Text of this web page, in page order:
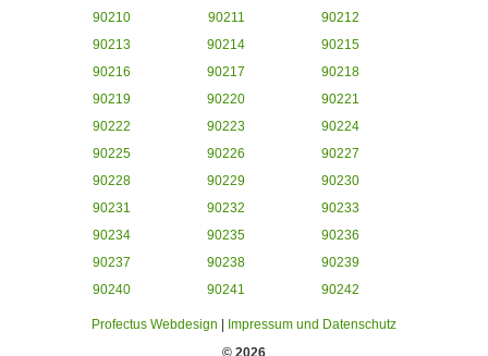
90210
90211
90212
90213
90214
90215
90216
90217
90218
90219
90220
90221
90222
90223
90224
90225
90226
90227
90228
90229
90230
90231
90232
90233
90234
90235
90236
90237
90238
90239
90240
90241 90242
Profectus Webdesign
Impressum und Datenschutz